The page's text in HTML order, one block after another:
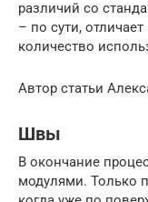
различий со
– по сути,
количество
Автор статьи
Швы
В окончание
модулями. Только